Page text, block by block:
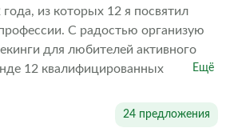
из которых 12 я посвятил
С радостью организую
для любителей активного
12 квалифицированных
дела. Буду рад видеть вас среди
Ещё
24 предложения